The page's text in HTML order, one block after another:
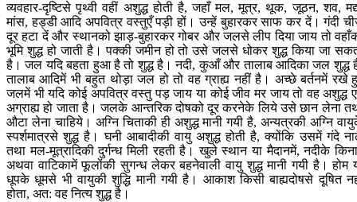
व्यवहार-दृष्टिसे पृथ्वी वहीं अशुद्ध होती है, जहाँ मल, मूत्र, थूक, जूठन, शव,
मांस, हड्डी आदि अपवित्र वस्तुएँ पड़ी हों। उन्हें बुहारकर साफ कर दें। गंदी
दूर हटा दें और स्थानको झाड़-बुहारकर गोबर और जलसे लीप दिया जाय तो
भूमि शुद्ध हो जाती है। पक्‍की जमीन हो तो उसे जलसे धोकर शुद्ध किया जा
है। जल यदि बहता हुआ है तो शुद्ध है। नदी, कुआँ और तालाब आदिका जल शुद्ध
तालाब आदिमें भी बहुत थोड़ा जल हो तो वह ग्राह्य नहीं है। अच्छे बर्तनमें रखे
जलमें भी यदि कोई अपवित्र वस्तु पड़ जाय या कोई जीव मर जाय तो वह अशुद्ध
अग्राह्य हो जाता है। जलके आन्तरिक दोषको दूर करनेके लिये उसे छान लेना
औटा लेना चाहिये। अग्नि चिताकी ही अशुद्ध मानी गयी है, अन्यत्रकी अग्नि
स्पर्शमात्रसे शुद्ध है। घनी आबादीकी वायु अशुद्ध होती है, क्योंकि उसमें गंदे
तथा मल-मूत्रादिकी दुर्गन्ध मिली रहती है। खुले स्थान या मैदानमें, नदीके
अथवा वाटिकामें फूलोंकी सुगन्ध लेकर बहनेवाली वायु शुद्ध मानी गयी है। होम
धूपके धूमसे भी वायुकी शुद्धि मानी गयी है। आकाश किसी बाह्यदोषसे दूषित
होता, अत: वह नित्य शुद्ध है।